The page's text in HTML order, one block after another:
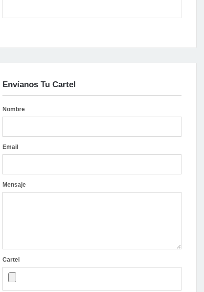
Envíanos Tu Cartel
Nombre
Email
Mensaje
Cartel